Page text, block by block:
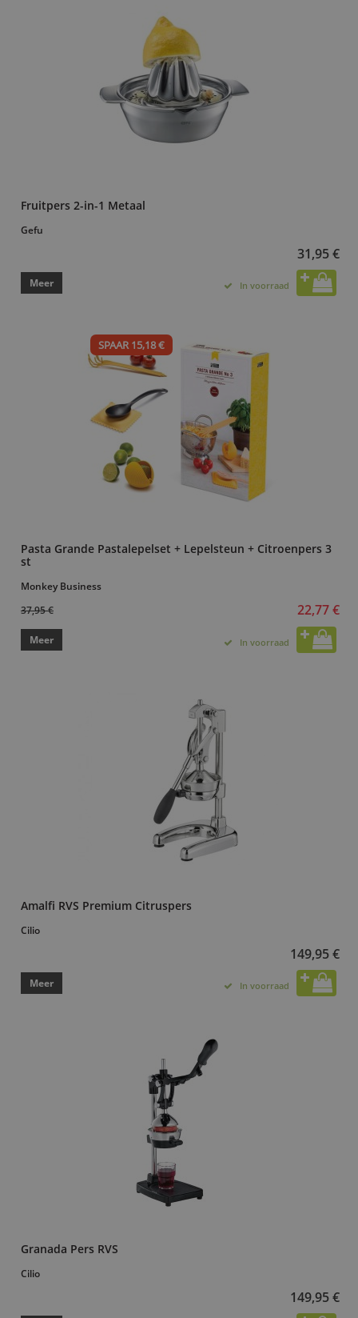
Fruitpers 2-in-1 Metaal
Gefu
31,95 €
Meer In voorraad
SPAAR 15,18 €
Pasta Grande Pastalepelset + Lepelsteun + Citroenpers 3
st
Monkey Business
37,95 €
22,77 €
Meer In voorraad
Amalfi RVS Premium Citruspers
Cilio
149,95 €
Meer In voorraad
Granada Pers RVS
Cilio
149,95 €